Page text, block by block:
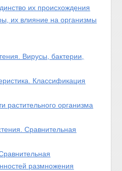
их происхождения
их влияние на организмы
Вирусы, бактерии,
Классификация
растительного организма
Сравнительная
размножения